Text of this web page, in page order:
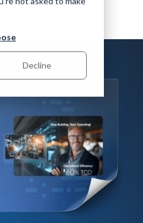
Decline